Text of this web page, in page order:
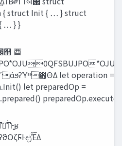
{ struct Init { … } struct
… } }
let preparedOp =
ωετ‫ͱܕ‬ϙϦϞʔϑΟζϜͰද‫ͯ͠ݱ‬ΈΔ